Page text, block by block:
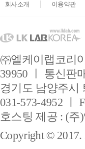
회사소개 이용약관
㈜엘케이랩코리
39950 ㅣ 통신판
경기도 남양주시
031-573-4952 ㅣ
호스팅 제공 : (
Copyright ©